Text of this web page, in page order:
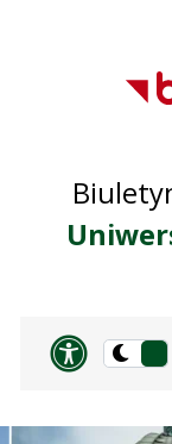
Przełącz